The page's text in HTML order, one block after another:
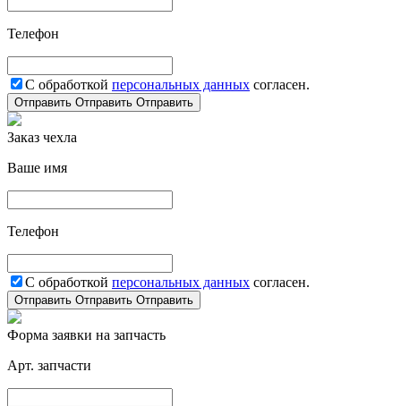
Телефон
С обработкой персональных данных согласен.
Отправить Отправить Отправить
Заказ чехла
Ваше имя
Телефон
С обработкой персональных данных согласен.
Отправить Отправить Отправить
Форма заявки на запчасть
Арт. запчасти